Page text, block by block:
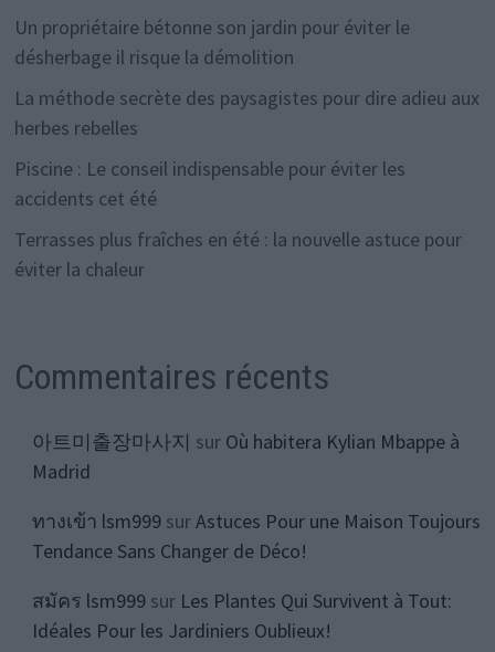
Un propriétaire bétonne son jardin pour éviter le
désherbage il risque la démolition
La méthode secrète des paysagistes pour dire adieu aux
herbes rebelles
Piscine : Le conseil indispensable pour éviter les
accidents cet été
Terrasses plus fraîches en été : la nouvelle astuce pour
éviter la chaleur
Commentaires récents
아트미출장마사지 sur Où habitera Kylian Mbappe à
Madrid
ทางเข้า lsm999surAstuces Pour une Maison Toujours
Tendance Sans Changer de Déco!
สมัคร lsm999sur Les Plantes Qui Survivent à Tout:
Idéales Pour les Jardiniers Oublieux!